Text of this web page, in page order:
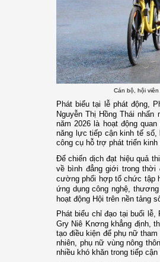
Cán bộ, hội
Phát biểu tại lễ phát động,
Nguyễn Thị Hồng Thái nhấn
năm 2026 là hoạt động
năng lực tiếp cận kinh tế số,
công cụ hỗ trợ phát triển
Để chiến dịch đạt hiệu quả
về bình đẳng giới trong thời
cường phối hợp tổ chức tập
ứng dụng công nghệ,
hoạt động Hội trên nền tảng
Phát biểu chỉ đạo tại buổi
Gry Niê Knơngkhẳng định,
tạo điều kiện để phụ nữ
nhiên, phụ nữ vùng nông
nhiều khó khăn trong tiếp